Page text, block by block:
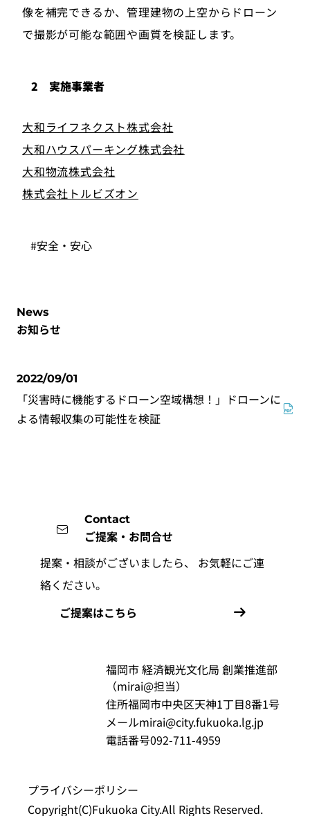
像を補完できるか、管理建物の上空からドローン
で撮影が可能な範囲や画質を検証します。
2 実施事業者
大和ライフネクスト株式会社
大和ハウスパーキング株式会社
大和物流株式会社
株式会社トルビズオン
#安全・安心
News
お知らせ
2022/09/01
「災害時に機能するドローン空域構想！」ドローンに
よる情報収集の可能性を検証
Contact
ご提案・お問合せ
提案・相談がございましたら、
お気軽にご連
絡ください。
ご提案はこちら
福岡市 経済観光文化局 創業推進部
（mirai@担当）
住所福岡市中央区天神1丁目8番1号
メールmirai@city.fukuoka.lg.jp
電話番号092-711-4959
プライバシーポリシー
Copyright(C)Fukuoka City.All Rights Reserved.